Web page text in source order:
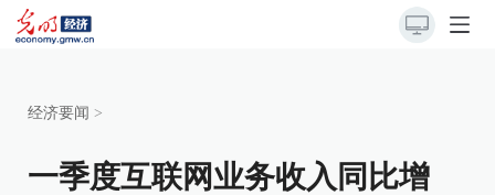
经济要闻 >
一季度互联网业务收入同比增